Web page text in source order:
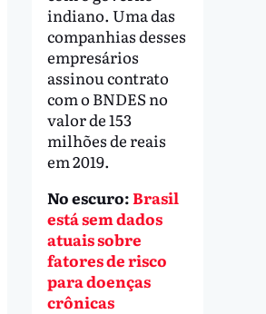
indiano. Uma das
companhias desses
empresários
assinou contrato
com o BNDES no
valor de 153
milhões de reais
em 2019.
No escuro:Brasil
está sem dados
atuais sobre
fatores de risco
para doenças
crônicas